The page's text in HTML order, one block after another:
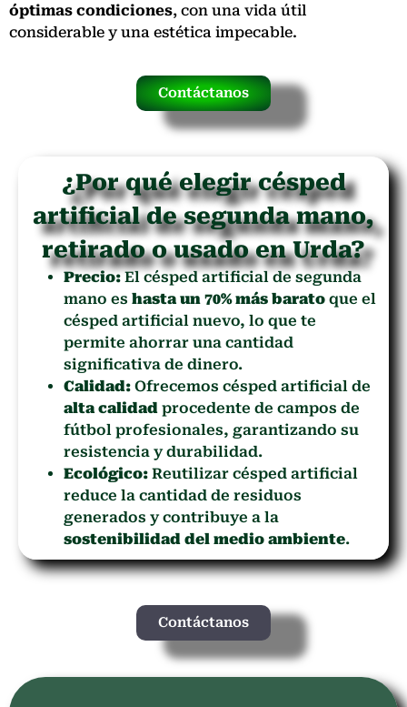
óptimas condiciones, con una vida útil
considerable y una estética impecable.
Contáctanos
¿Por qué elegir césped
artificial de segunda mano,
retirado o usado en Urda?
Precio:El césped artificial de segunda
mano es hasta un 70% más barato que el
césped artificial nuevo, lo que te
permite ahorrar una cantidad
significativa de dinero.
Calidad: Ofrecemos césped artificial de
alta calidad procedente de campos de
fútbol profesionales, garantizando su
resistencia y durabilidad.
Ecológico: Reutilizar césped artificial
reduce la cantidad de residuos
generados y contribuye a la
sostenibilidad del medio ambiente.
Contáctanos